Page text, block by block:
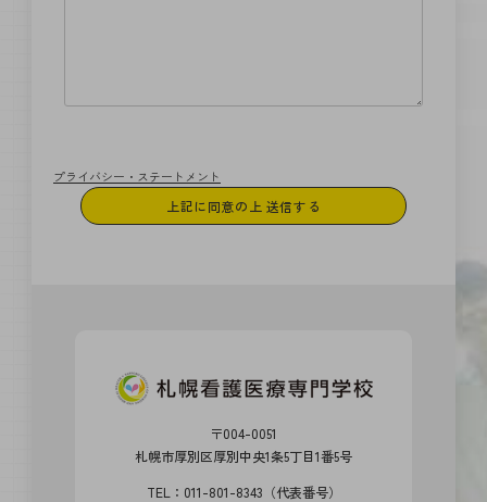
プライバシー・ステートメント
〒004-0051
札幌市厚別区厚別中央1条5丁目1番5号
TEL：011-801-8343（代表番号）